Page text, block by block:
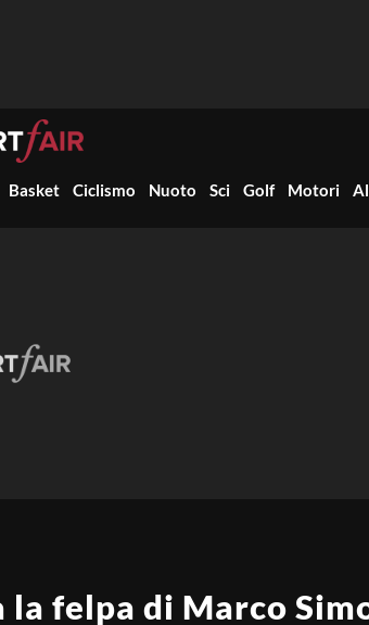
Basket Ciclismo Nuoto Sci Golf Motori
felpa di Marco